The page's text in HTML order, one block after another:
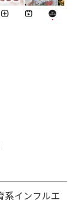
系インフルエ